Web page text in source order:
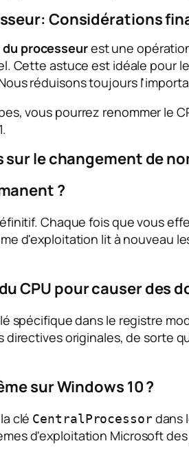
Considérations
processeurest une
Cette astuce est idéale pour
réduisons toujours
vous pourrez renommer le
sur le changement de
?
Chaque fois que vous
d'exploitation lit à nouveau
CPU pour causer des
spécifique dans le registre
originales, de sorte
sur Windows 10 ?
clé CentralProcessordans
d'exploitation Microsoft